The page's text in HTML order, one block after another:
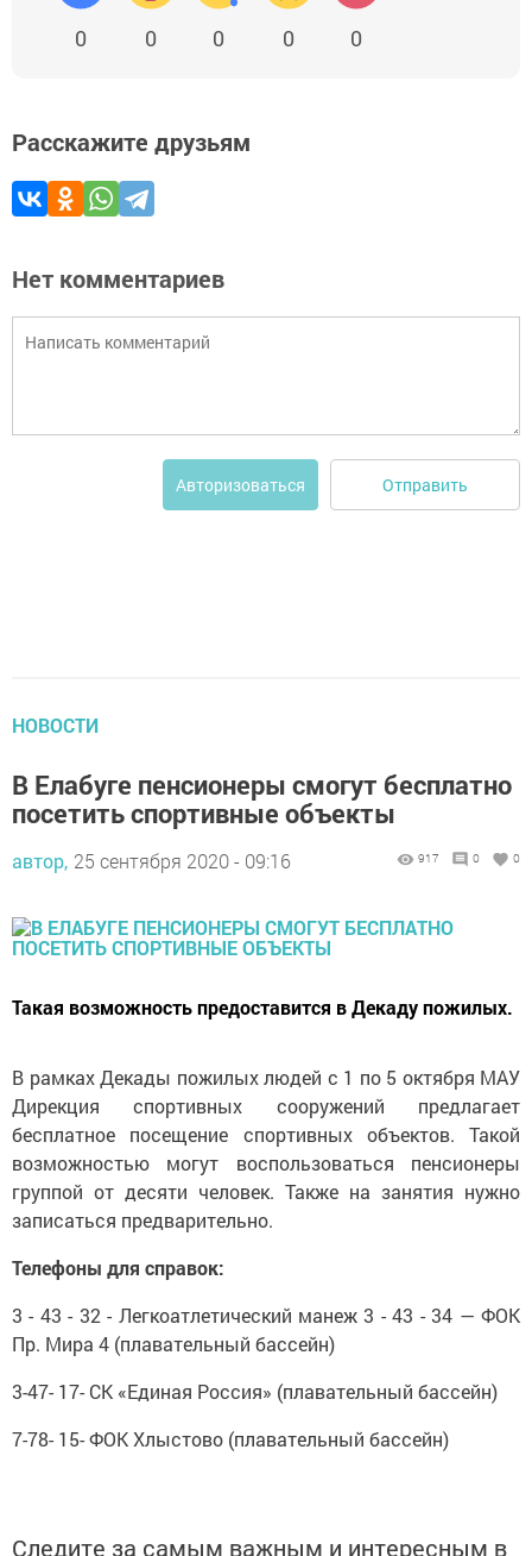
0 0 0 0 0
Расскажите друзьям
Нет комментариев
Авторизоваться Отправить
НОВОСТИ
В Елабуге пенсионеры смогут бесплатно
посетить спортивные объекты
автор, 25 сентября 2020 - 09:16 917 0 0
Такая возможность предоставится в Декаду пожилых.
В рамках Декады пожилых людей с 1 по 5 октября MAУ
Дирекция спортивных сооружений предлагает
бесплатное посещение спортивных объектов. Такой
возможностью могут воспользоваться пенсионеры
группой от десяти человек. Также на занятия нужно
записаться предварительно.
Телефоны для справок:
3 - 43 - 32 - Легкоатлетический манеж 3 - 43 - 34 — ФОК
Пр. Мира 4 (плавательный бассейн)
3-47- 17- СК «Единая Россия» (плавательный бассейн)
7-78- 15- ФОК Хлыстово (плавательный бассейн)
Следите за самым важным и интересным в